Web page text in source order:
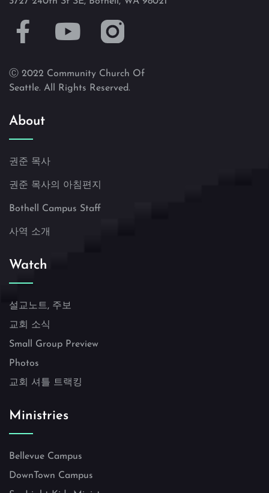
Ⓒ 2022 Community Church Of
Seattle. All Rights Reserved.
About
권준 목사
권준 목사의 아침편지
Bothell Campus Staff
사역 소개
Watch
설교노트, 주보
교회 소식
Small Group Preview
Photos
교회 셔틀 트랙킹
Ministries
Bellevue Campus
DownTown Campus